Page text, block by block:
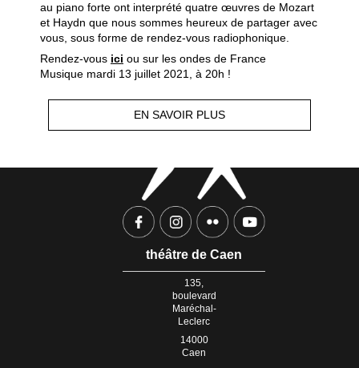
au piano forte ont interprété quatre œuvres de Mozart
et Haydn que nous sommes heureux de partager avec
vous, sous forme de rendez-vous radiophonique.
Rendez-vous ici ou sur les ondes de France
Musique mardi 13 juillet 2021, à 20h !
EN SAVOIR PLUS
théâtre de Caen
135,
boulevard
Maréchal-
Leclerc
14000
Caen